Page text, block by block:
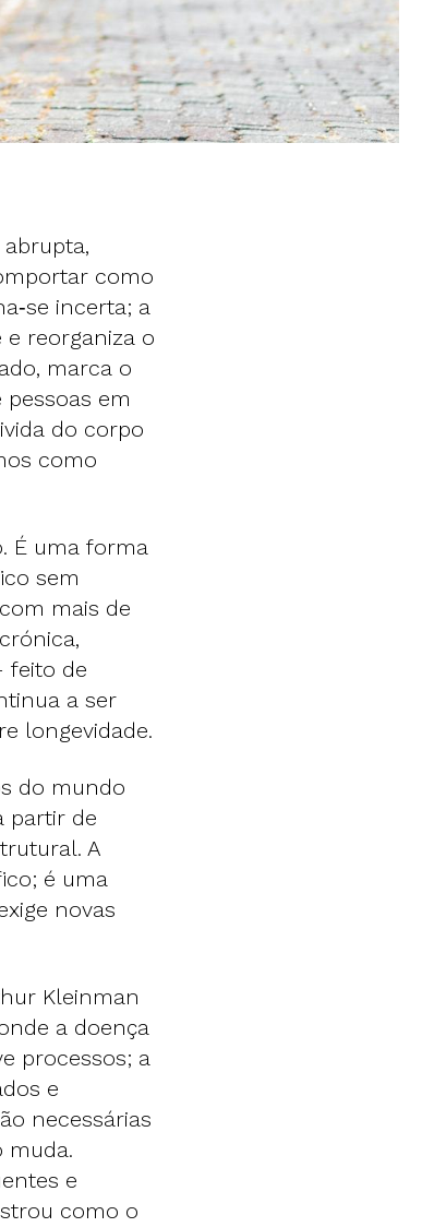
como
incerta; a
reorganiza o
marca o
em
do corpo
como
É uma forma
sem
mais de
feito de
a ser
longevidade.
do mundo
partir de
A
é uma
novas
Kleinman
a doença
processos; a
e
necessárias
muda.
e
como o